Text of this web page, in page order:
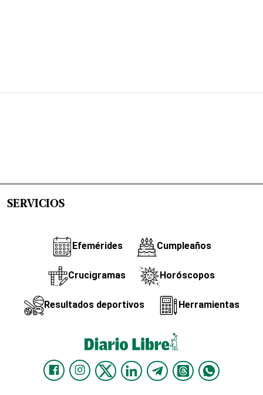
SERVICIOS
Efemérides Cumpleaños
Crucigramas Horóscopos
Resultados deportivos Herramientas